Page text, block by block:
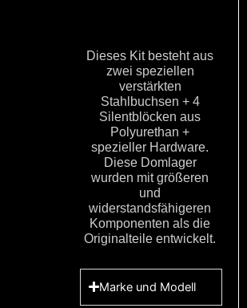
Dieses Kit besteht aus
zwei speziellen
verstärkten
Stahlbuchsen + 4
Silentblöcken aus
Polyurethan +
spezieller Hardware.
Diese Domlager
wurden mit größeren
und
widerstandsfähigeren
Komponenten als die
Originalteile entwickelt.
Marke und Modell